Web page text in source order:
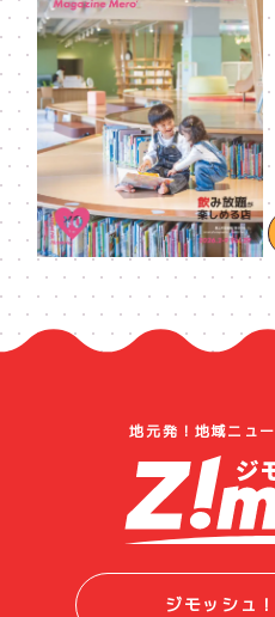
地元発！地域ニュ
ジモッシュ